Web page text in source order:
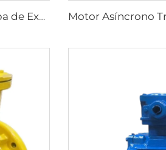
Motor Asíncrono Trifásico a Prueba de Explosiones de Alta Eficiencia Ultra, Serie YBX5, de Baja Tensión